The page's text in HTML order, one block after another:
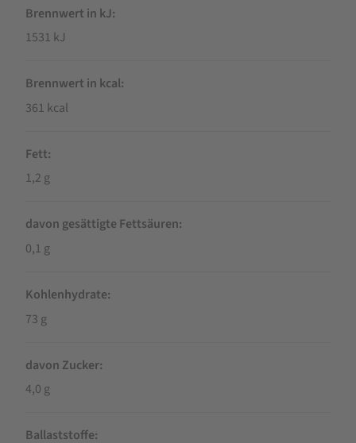
Brennwert in kJ
1531 kJ
Brennwert in kcal
361 kcal
Fett
1,2 g
davon gesättigte Fettsäuren
0,1 g
Kohlenhydrate
73 g
davon Zucker
4,0 g
Ballaststoffe